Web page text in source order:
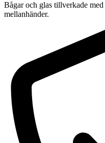
Bågar och glas tillverkade
mellanhänder.